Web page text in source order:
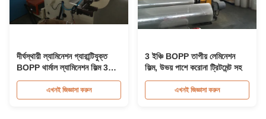
দীর্ঘস্থায়ী ল্যামিনেশন গ্যারান্টিযুক্ত
BOPP থার্মাল ল্যামিনেশন ফিল্ম 3
"কাগজের কোর এবং 350mm *
3000m রোল আকারের সাথে
এখনই জিজ্ঞাসা করুন
3 ইঞ্চি BOPP তাপীয় লেমিনেশন
ফিল্ম, উভয় পাশে করোনা ট্রিটমেন্ট সহ
এখনই জিজ্ঞাসা করুন